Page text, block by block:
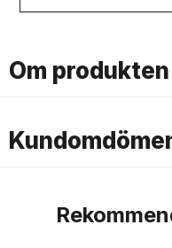
Om produkten